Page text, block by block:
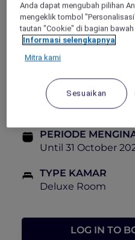
Room today and
wonder and relaxation
HARGA
PERIODE
Now until 31
PERIODE
Until 31 October
TYPE KAMAR
Deluxe Room
LOG IN TO
Anda dapat mengubah pilihan
mengeklik tombol
tautan "Cookie" di bagian bawah
Informasi selengkapnya
Mitra kami
Sesuaikan